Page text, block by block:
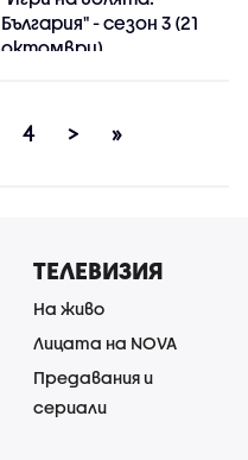
България" - сезон 3 (21
октомври)
4 > »
ТЕЛЕВИЗИЯ
На живо
Лицата на NOVA
Предавания и
сериали